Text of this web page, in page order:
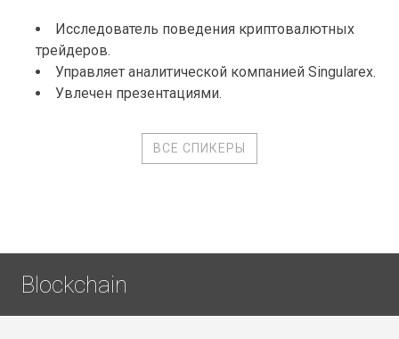
Исследователь поведения криптовалютных
трейдеров.
Управляет аналитической компанией Singularex.
Увлечен презентациями.
ВСЕ СПИКЕРЫ
Blockchain